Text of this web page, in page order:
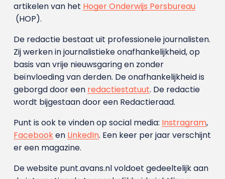
artikelen van het Hoger Onderwijs Persbureau
(HOP).
De redactie bestaat uit professionele journalisten.
Zij werken in journalistieke onafhankelijkheid, op
basis van vrije nieuwsgaring en zonder
beïnvloeding van derden. De onafhankelijkheid is
geborgd door een redactiestatuut. De redactie
wordt bijgestaan door een Redactieraad.
Punt is ook te vinden op social media: Instragram,
Facebooken LinkedIn. Een keer per jaar verschijnt
er een magazine.
De website punt.avans.nl voldoet gedeeltelijk aan